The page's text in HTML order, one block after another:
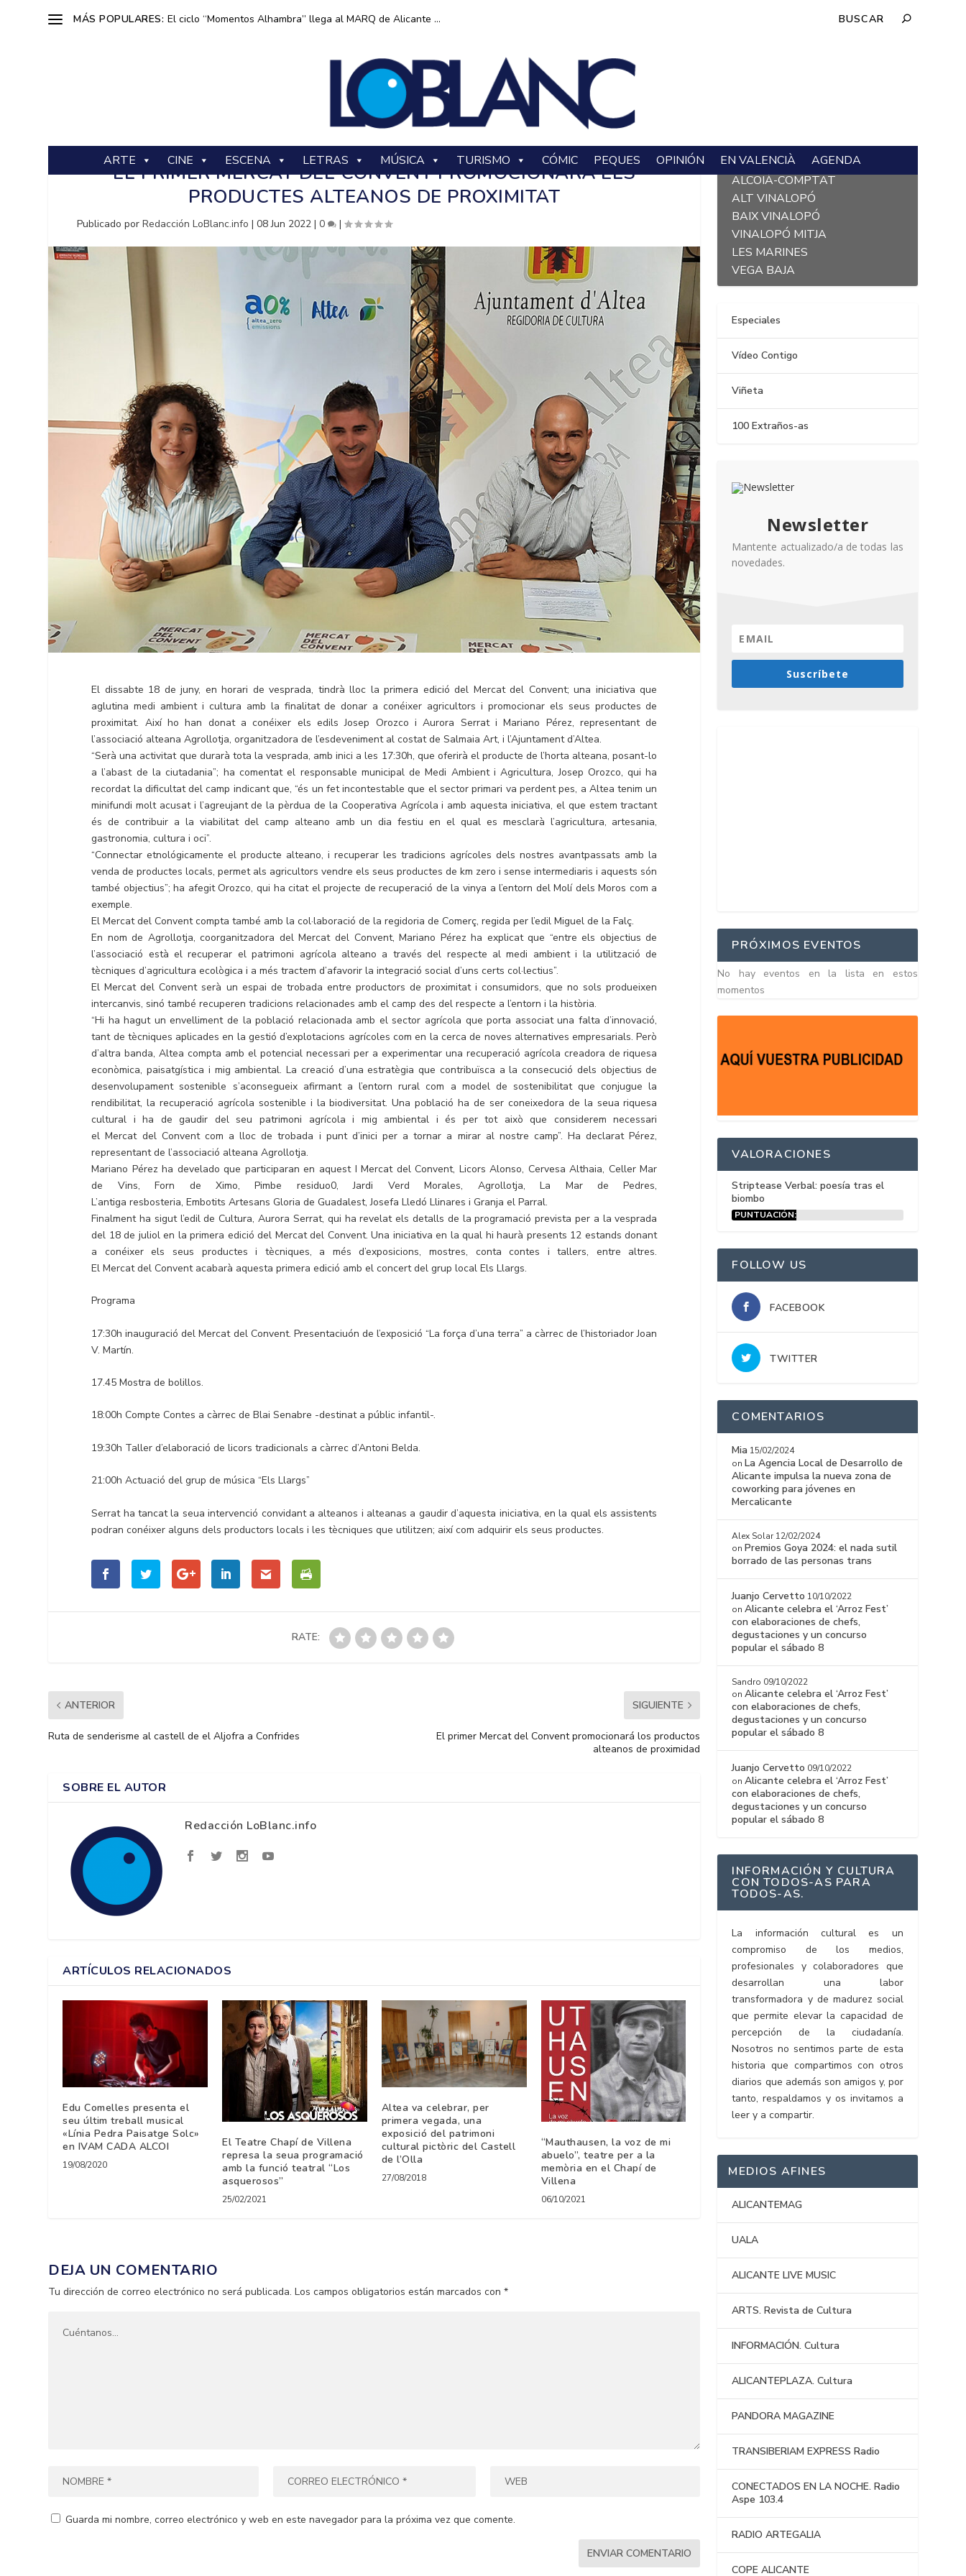
MÁS POPULARES: El ciclo “Momentos Alhambra” llega al MARQ de Alicante ...
ARTE CINE ESCENA LETRAS MÚSICA TURISMO CÓMIC PEQUES OPINIÓN EN VALENCIÀ AGENDA
EL PRIMER MERCAT DEL CONVENT PROMOCIONARÀ ELS
PRODUCTES ALTEANOS DE PROXIMITAT
Publicado porRedacción LoBlanc.info |08 Jun 2022 |0 |
El dissabte 18 de juny, en horari de vesprada, tindrà lloc la primera edició del Mercat del Convent; una iniciativa que
aglutina medi ambient i cultura amb la finalitat de donar a conéixer agricultors i promocionar els seus productes de
proximitat. Així ho han donat a conéixer els edils Josep Orozco i Aurora Serrat i Mariano Pérez, representant de
l’associació alteana Agrollotja, organitzadora de l’esdeveniment al costat de Salmaia Art, i l’Ajuntament d’Altea.
“Serà una activitat que durarà tota la vesprada, amb inici a les 17:30h, que oferirà el producte de l’horta alteana, posant-lo
a l’abast de la ciutadania”; ha comentat el responsable municipal de Medi Ambient i Agricultura, Josep Orozco, qui ha
recordat la dificultat del camp indicant que, “és un fet incontestable que el sector primari va perdent pes, a Altea tenim un
minifundi molt acusat i l’agreujant de la pèrdua de la Cooperativa Agrícola i amb aquesta iniciativa, el que estem tractant
és de contribuir a la viabilitat del camp alteano amb un dia festiu en el qual es mesclarà l’agricultura, artesania,
gastronomia, cultura i oci”.
“Connectar etnológicamente el producte alteano, i recuperar les tradicions agrícoles dels nostres avantpassats amb la
venda de productes locals, permet als agricultors vendre els seus productes de km zero i sense intermediaris i aquests són
també objectius”; ha afegit Orozco, qui ha citat el projecte de recuperació de la vinya a l’entorn del Molí dels Moros com a
exemple.
El Mercat del Convent compta també amb la col·laboració de la regidoria de Comerç, regida per l’edil Miguel de la Falç.
En nom de Agrollotja, coorganitzadora del Mercat del Convent, Mariano Pérez ha explicat que “entre els objectius de
l’associació està el recuperar el patrimoni agrícola alteano a través del respecte al medi ambient i la utilització de
tècniques d’agricultura ecològica i a més tractem d’afavorir la integració social d’uns certs col·lectius”.
El Mercat del Convent serà un espai de trobada entre productors de proximitat i consumidors, que no sols produeixen
intercanvis, sinó també recuperen tradicions relacionades amb el camp des del respecte a l’entorn i la història.
“Hi ha hagut un envelliment de la població relacionada amb el sector agrícola que porta associat una falta d’innovació,
tant de tècniques aplicades en la gestió d’explotacions agrícoles com en la cerca de noves alternatives empresarials. Però
d’altra banda, Altea compta amb el potencial necessari per a experimentar una recuperació agrícola creadora de riquesa
econòmica, paisatgística i mig ambiental. La creació d’una estratègia que contribuïsca a la consecució dels objectius de
desenvolupament sostenible s’aconsegueix afirmant a l’entorn rural com a model de sostenibilitat que conjugue la
rendibilitat, la recuperació agrícola sostenible i la biodiversitat. Una població ha de ser coneixedora de la seua riquesa
cultural i ha de gaudir del seu patrimoni agrícola i mig ambiental i és per tot això que considerem necessari
el Mercat del Convent com a lloc de trobada i punt d’inici per a tornar a mirar al nostre camp”. Ha declarat Pérez,
representant de l’associació alteana Agrollotja.
Mariano Pérez ha develado que participaran en aquest I Mercat del Convent, Licors Alonso, Cervesa Althaia, Celler Mar
de Vins, Forn de Ximo, Pimbe residuo0, Jardi Verd Morales, Agrollotja, La Mar de Pedres,
L’antiga resbosteria, Embotits Artesans Gloria de Guadalest, Josefa Lledó Llinares i Granja el Parral.
Finalment ha sigut l’edil de Cultura, Aurora Serrat, qui ha revelat els detalls de la programació prevista per a la vesprada
del 18 de juliol en la primera edició del Mercat del Convent. Una iniciativa en la qual hi haurà presents 12 estands donant
a conéixer els seus productes i tècniques, a més d’exposicions, mostres, conta contes i tallers, entre altres.
El Mercat del Convent acabarà aquesta primera edició amb el concert del grup local Els Llargs.
Programa
17:30h inauguració del Mercat del Convent. Presentaciuón de l’exposició “La força d’una terra” a càrrec de l’historiador Joan
V. Martín.
17.45 Mostra de bolillos.
18:00h Compte Contes a càrrec de Blai Senabre -destinat a públic infantil-.
19:30h Taller d’elaboració de licors tradicionals a càrrec d’Antoni Belda.
21:00h Actuació del grup de música “Els Llargs”
Serrat ha tancat la seua intervenció convidant a alteanos i alteanas a gaudir d’aquesta iniciativa, en la qual els assistents
podran conéixer alguns dels productors locals i les tècniques que utilitzen; així com adquirir els seus productes.
RATE:
ANTERIOR
Ruta de senderisme al castell de el Aljofra a Confrides
SIGUIENTE
El primer Mercat del Convent promocionará los productos
alteanos de proximidad
SOBRE EL AUTOR
Redacción LoBlanc.info
ARTÍCULOS RELACIONADOS
Edu Comelles presenta el
seu últim treball musical
«Línia Pedra Paisatge Solc»
en IVAM CADA ALCOI
19/08/2020
El Teatre Chapí de Villena
represa la seua programació
amb la funció teatral “Los
asquerosos”
25/02/2021
Altea va celebrar, per
primera vegada, una
exposició del patrimoni
cultural pictòric del Castell
de l’Olla
27/08/2018
“Mauthausen, la voz de mi
abuelo”, teatre per a la
memòria en el Chapí de
Villena
06/10/2021
DEJA UN COMENTARIO
Tu dirección de correo electrónico no será publicada. Los campos obligatorios están marcados con*
Guarda mi nombre, correo electrónico y web en este navegador para la próxima vez que comente.
L´ALACANTÍ
ALCOIÀ-COMPTAT
ALT VINALOPÓ
BAIX VINALOPÓ
VINALOPÓ MITJA
LES MARINES
VEGA BAJA
Especiales
Vídeo Contigo
Viñeta
100 Extraños-as
Newsletter
Mantente actualizado/a de todas las
novedades.
Suscríbete
PRÓXIMOS EVENTOS
No hay eventos en la lista en estos
momentos
VALORACIONES
Striptease Verbal: poesía tras el
biombo
PUNTUACIÓN:
FOLLOW US
FACEBOOK
TWITTER
COMENTARIOS
Mia 15/02/2024
on La Agencia Local de Desarrollo de
Alicante impulsa la nueva zona de
coworking para jóvenes en
Mercalicante
Alex Solar 12/02/2024
on Premios Goya 2024: el nada sutil
borrado de las personas trans
Juanjo Cervetto 10/10/2022
onAlicante celebra el ‘Arroz Fest’
con elaboraciones de chefs,
degustaciones y un concurso
popular el sábado 8
Sandro 09/10/2022
onAlicante celebra el ‘Arroz Fest’
con elaboraciones de chefs,
degustaciones y un concurso
popular el sábado 8
Juanjo Cervetto 09/10/2022
onAlicante celebra el ‘Arroz Fest’
con elaboraciones de chefs,
degustaciones y un concurso
popular el sábado 8
INFORMACIÓN Y CULTURA
CON TODOS-AS PARA
TODOS-AS.
La información cultural es un
compromiso de los medios,
profesionales y colaboradores que
desarrollan una labor
transformadora y de madurez social
que permite elevar la capacidad de
percepción de la ciudadanía.
Nosotros no sentimos parte de esta
historia que compartimos con otros
diarios que además son amigos y, por
tanto, respaldamos y os invitamos a
leer y a compartir.
MEDIOS AFINES
ALICANTEMAG
UALA
ALICANTE LIVE MUSIC
ARTS. Revista de Cultura
INFORMACIÓN. Cultura
ALICANTEPLAZA. Cultura
PANDORA MAGAZINE
TRANSIBERIAM EXPRESS Radio
CONECTADOS EN LA NOCHE. Radio
Aspe 103.4
RADIO ARTEGALIA
COPE ALICANTE